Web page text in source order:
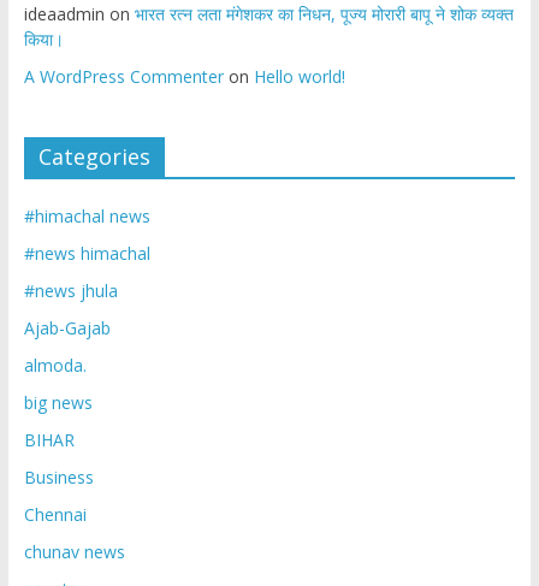
ideaadmin on भारत रत्न लता मंगेशकर का निधन, पूज्य मोरारी बापू ने शोक व्यक्त
किया।
A WordPress Commenteron Hello world!
Categories
#himachal news
#news himachal
#news jhula
Ajab-Gajab
almoda.
big news
BIHAR
Business
Chennai
chunav news